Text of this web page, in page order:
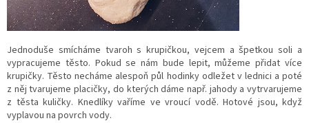
Jednoduše smícháme tvaroh s krupičkou, vejcem a špetkou soli a
vypracujeme těsto. Pokud se nám bude lepit, můžeme přidat více
krupičky. Těsto necháme alespoň půl hodinky odležet v lednici a poté
z něj tvarujeme placičky, do kterých dáme např. jahody a vytrvarujeme
z těsta kuličky. Knedlíky vaříme ve vroucí vodě. Hotové jsou, když
vyplavou na povrch vody.